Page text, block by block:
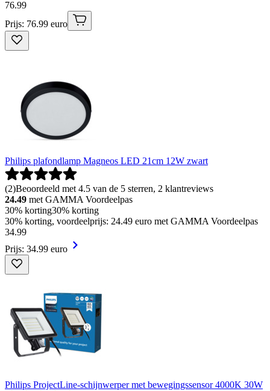
76.99
Prijs: 76.99 euro
Philips plafondlamp Magneos LED 21cm 12W zwart
(2)Beoordeeld met 4.5 van de 5 sterren, 2 klantreviews
24.49 met GAMMA Voordeelpas
30% korting30% korting
30% korting, voordeelprijs: 24.49 euro met GAMMA Voordeelpas
34.99
Prijs: 34.99 euro
Philips ProjectLine-schijnwerper met bewegingssensor 4000K 30W